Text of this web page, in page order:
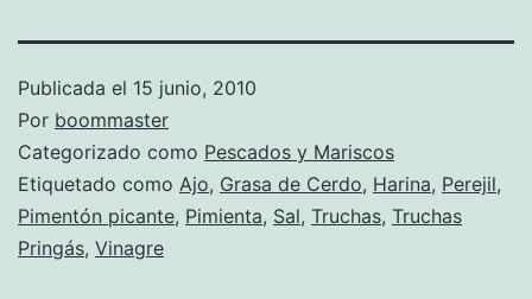
Publicada el 15 junio, 2010
Por boommaster
Categorizado como Pescados y Mariscos
Etiquetado como Ajo, Grasa de Cerdo, Harina, Perejil,
Pimentón picante, Pimienta, Sal, Truchas, Truchas
Pringás, Vinagre